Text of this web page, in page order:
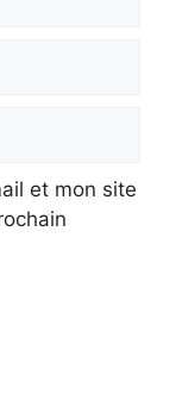
et mon site